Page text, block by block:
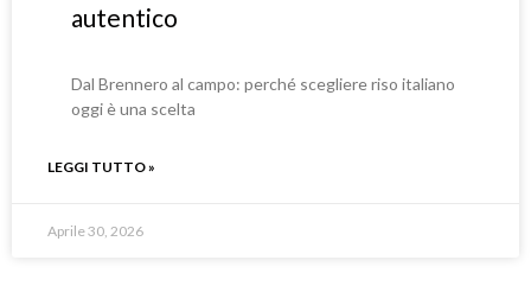
autentico
Dal Brennero al campo: perché scegliere riso italiano
oggi è una scelta
LEGGI TUTTO »
Aprile 30, 2026